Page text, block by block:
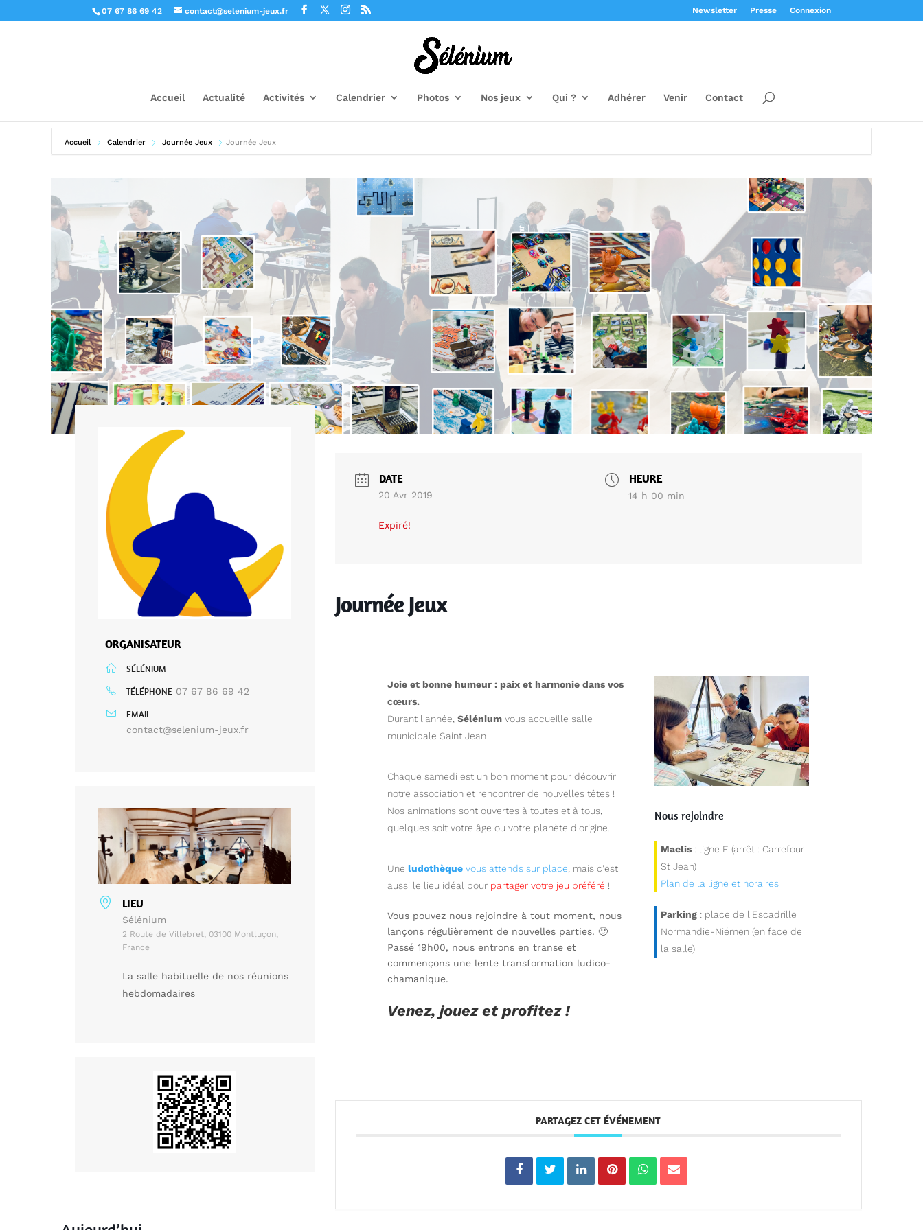
07 67 86 69 42 contact@selenium-jeux.fr Newsletter Presse Connexion
Accueil Actualité Activités Calendrier Photos Nos jeux Qui ? Adhérer Venir Contact
Accueil Calendrier Journée Jeux Journée Jeux
ORGANISATEUR
SÉLÉNIUM
TÉLÉPHONE 07 67 86 69 42
EMAIL
contact@selenium-jeux.fr
LIEU
Sélénium
2 Route de Villebret, 03100 Montluçon,
France
La salle habituelle de nos réunions
hebdomadaires
DATE
20 Avr 2019
Expiré!
HEURE
14 h 00 min
Journée Jeux
Joie et bonne humeur : paix et harmonie dans vos
cœurs.
Durant l'année,Sélénium vous accueille salle
municipale Saint Jean !
Chaque samedi est un bon moment pour découvrir
notre association et rencontrer de nouvelles têtes !
Nos animations sont ouvertes à toutes et à tous,
quelques soit votre âge ou votre planète d'origine.
Uneludothèque vous attends sur place , mais c'est
aussi le lieu idéal pour partager votre jeu préféré !
Vous pouvez nous rejoindre à tout moment, nous
lançons régulièrement de nouvelles parties. 🙂
Passé 19h00, nous entrons en transe et
commençons une lente transformation ludico-
chamanique.
Venez, jouez et profitez !
Nous rejoindre
Maelis: ligne E (arrêt : Carrefour
St Jean)
Plan de la ligne et horaires
Parking: place de l'Escadrille
Normandie-Niémen (en face de
la salle)
PARTAGEZ CET ÉVÉNEMENT